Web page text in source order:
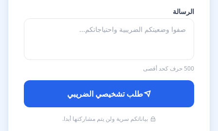
الرسالة
500 حرف كحد أقصى
طلب تشخيصي الضريبي
بياناتكم سرية ولن يتم مشاركتها أبدا.